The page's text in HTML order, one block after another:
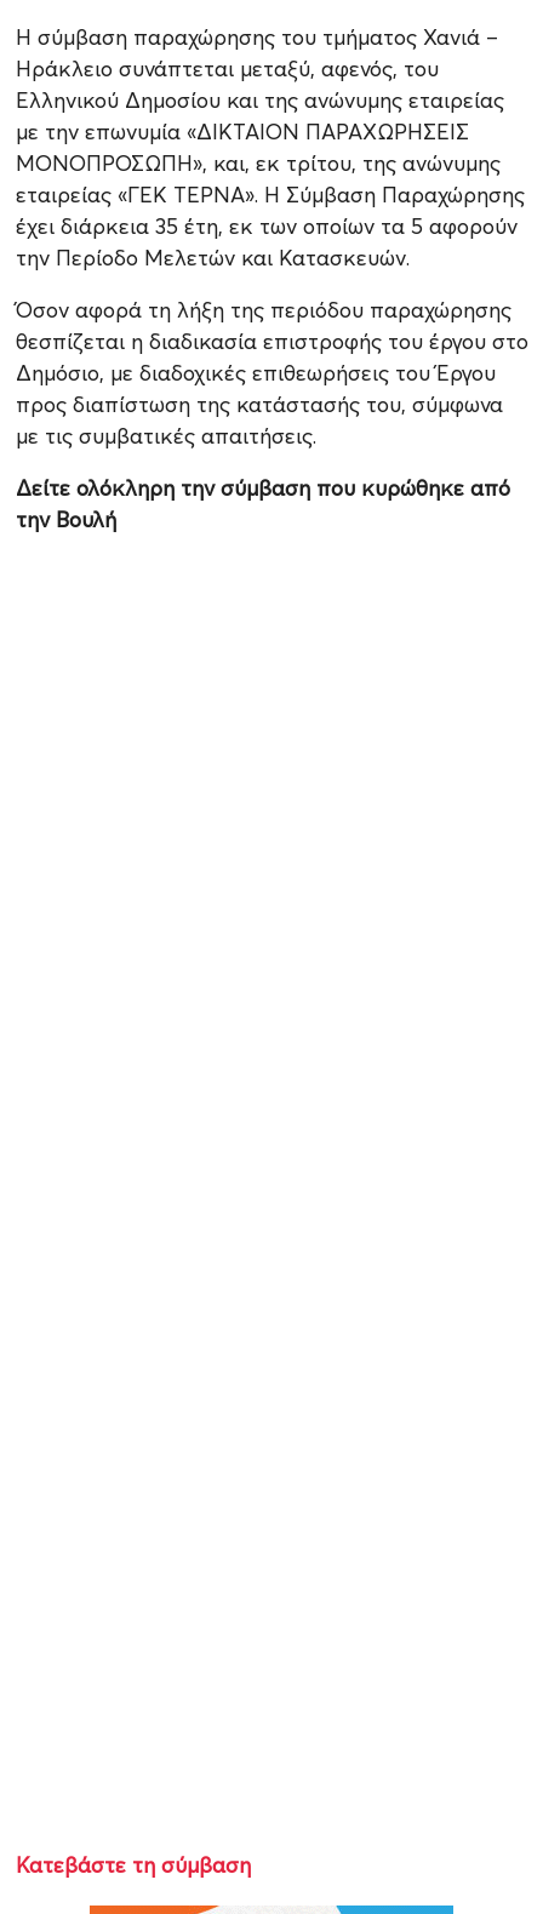
Η σύμβαση παραχώρησης του τμήματος Χανιά –
Ηράκλειο συνάπτεται μεταξύ, αφενός, του
Ελληνικού Δημοσίου και της ανώνυμης εταιρείας
με την επωνυμία «ΔΙΚΤΑΙΟΝ ΠΑΡΑΧΩΡΗΣΕΙΣ
ΜΟΝΟΠΡΟΣΩΠΗ», και, εκ τρίτου, της ανώνυμης
εταιρείας «ΓΕΚ ΤΕΡΝΑ». Η Σύμβαση Παραχώρησης
έχει διάρκεια 35 έτη, εκ των οποίων τα 5 αφορούν
την Περίοδο Μελετών και Κατασκευών.
Όσον αφορά τη λήξη της περιόδου παραχώρησης
θεσπίζεται η διαδικασία επιστροφής του έργου στο
Δημόσιο, με διαδοχικές επιθεωρήσεις του Έργου
προς διαπίστωση της κατάστασής του, σύμφωνα
με τις συμβατικές απαιτήσεις.
Δείτε ολόκληρη την σύμβαση που κυρώθηκε από
την Βουλή
Κατεβάστε τη σύμβαση